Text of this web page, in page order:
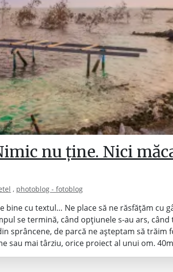
nu ține. Nici
, photoblog - fotoblog
bine cu textul… Ne place să ne răsfățăm cu
se termină, când opțiunele s-au ars, când
sprâncene, de parcă ne așteptam să trăim
sau mai târziu, orice proiect al unui om.